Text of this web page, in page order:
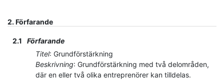
2. Förfarande
2.1
Förfarande
Titel: Grundförstärkning
Beskrivning: Grundförstärkning med två delområden,
där en eller två olika entreprenörer kan tilldelas.